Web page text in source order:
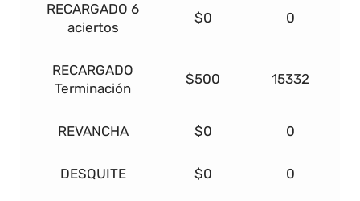
RECARGADO 6
aciertos
$0 0
RECARGADO
Terminación
$500 15332
REVANCHA $0 0
DESQUITE $0 0